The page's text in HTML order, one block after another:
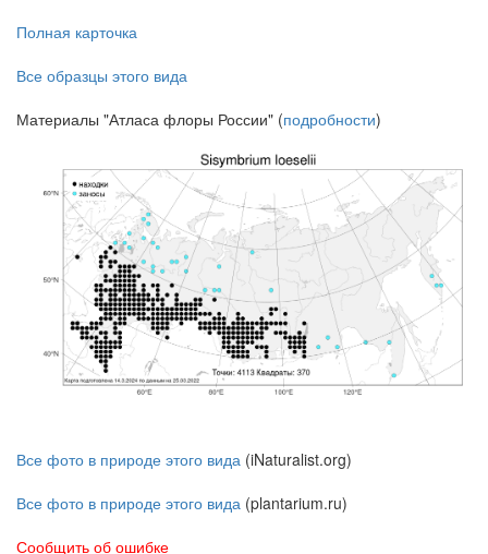
Полная карточка
Все образцы этого вида
Материалы "Атласа флоры России" (подробности)
Все фото в природе этого вида (iNaturalist.org)
Все фото в природе этого вида (plantarium.ru)
Сообщить об ошибке